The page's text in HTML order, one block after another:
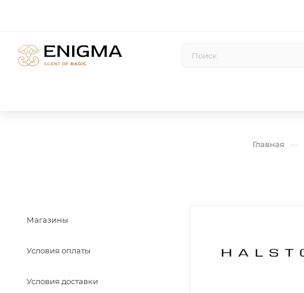
Главная —
Магазины
Условия оплаты
Условия доставки